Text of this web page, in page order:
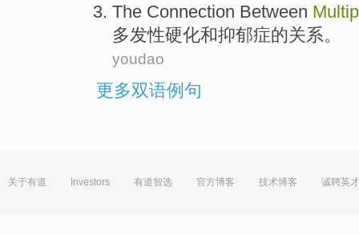
The Connection Between
多发性硬化和抑郁症的关系。
youdao
更多双语例句
关于有道 Investors 有道智选 官方博客 技术博客 诚聘英才